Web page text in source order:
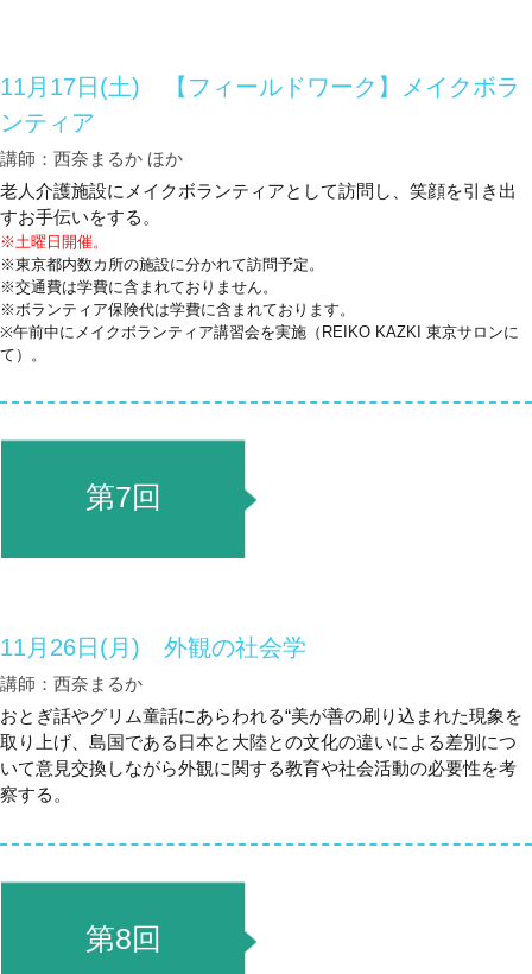
11月17日(土) 【フィールドワーク】メイクボラ
ンティア
講師：西奈まるか ほか
老人介護施設にメイクボランティアとして訪問し、笑顔を引き出
すお手伝いをする。
※土曜日開催。
※東京都内数カ所の施設に分かれて訪問予定。
※交通費は学費に含まれておりません。
※ボランティア保険代は学費に含まれております。
※午前中にメイクボランティア講習会を実施（REIKO KAZKI 東京サロンに
て）。
第7回
11月26日(月) 外観の社会学
講師：西奈まるか
おとぎ話やグリム童話にあらわれる“美が善の刷り込まれた現象を
取り上げ、島国である日本と大陸との文化の違いによる差別につ
いて意見交換しながら外観に関する教育や社会活動の必要性を考
察する。
第8回